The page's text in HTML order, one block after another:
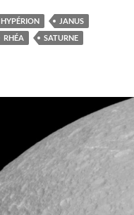
HYPÉRION
JANUS
RHÉA
SATURNE